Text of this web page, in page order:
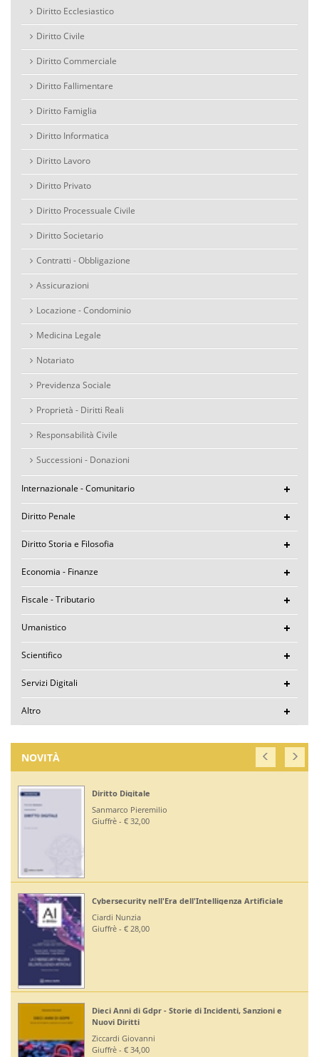
Diritto Ecclesiastico
Diritto Civile
Diritto Commerciale
Diritto Fallimentare
Diritto Famiglia
Diritto Informatica
Diritto Lavoro
Diritto Privato
Diritto Processuale Civile
Diritto Societario
Contratti - Obbligazione
Assicurazioni
Locazione - Condominio
Medicina Legale
Notariato
Previdenza Sociale
Proprietà - Diritti Reali
Responsabilità Civile
Successioni - Donazioni
Internazionale - Comunitario
Diritto Penale
Diritto Storia e Filosofia
Economia - Finanze
Fiscale - Tributario
Umanistico
Scientifico
Servizi Digitali
Altro
NOVITÀ
Diritto Digitale
Sanmarco Pieremilio
Giuffrè - € 32,00
Cybersecurity nell'Era dell'Intelligenza Artificiale
Ciardi Nunzia
Giuffrè - € 28,00
Dieci Anni di Gdpr - Storie di Incidenti, Sanzioni e
Nuovi Diritti
Ziccardi Giovanni
Giuffrè - € 34,00